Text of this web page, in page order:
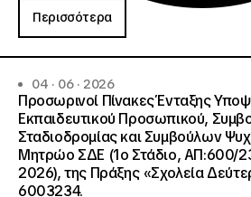
Περισσότερα
04 · 06 · 2026
Προσωρινοί Πίνακες Ένταξης
Εκπαιδευτικού Προσωπικού,
Σταδιοδρομίας και Συμβούλων
Μητρώο ΣΔΕ (1ο Στάδιο, ΑΠ:600/
2026), της Πράξης «Σχολεία
6003234.